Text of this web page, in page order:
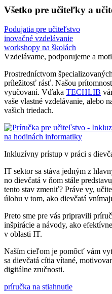
Všetko pre učiteľky a
Podujatia pre učiteľstvo
inovačné vzdelávanie
workshopy na školách
Vzdelávame, podporujeme a
Prostredníctvom
príležitosť rásť. Našou
vyučovaní. Vďaka TECHLIB
vaše vlastné vzdelávanie, alebo
vašich triedach.
Inkluzívny prístup v práci s
IT sektor sa stáva jedným z
no dievčatá v ňom stále
tento stav zmeniť? Práve vy,
úlohu v tom, ako dievčatá
Preto sme pre vás pripravili
inšpirácie a návody, ako
v oblasti IT.
Naším cieľom je pomôcť vám
sa dievčatá cítia vítané,
digitálne zručnosti.
príručka na stiahnutie